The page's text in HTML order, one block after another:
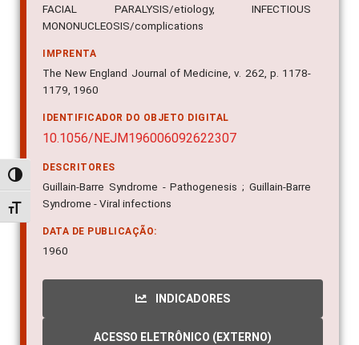
Alternar alto contraste
Alternar tamanho da fonte
FACIAL PARALYSIS/etiology, INFECTIOUS
MONONUCLEOSIS/complications
IMPRENTA
The New England Journal of Medicine, v. 262, p. 1178-
1179, 1960
IDENTIFICADOR DO OBJETO DIGITAL
10.1056/NEJM196006092622307
DESCRITORES
Guillain-Barre Syndrome - Pathogenesis ; Guillain-Barre
Syndrome - Viral infections
DATA DE PUBLICAÇÃO:
1960
INDICADORES
ACESSO ELETRÔNICO (EXTERNO)